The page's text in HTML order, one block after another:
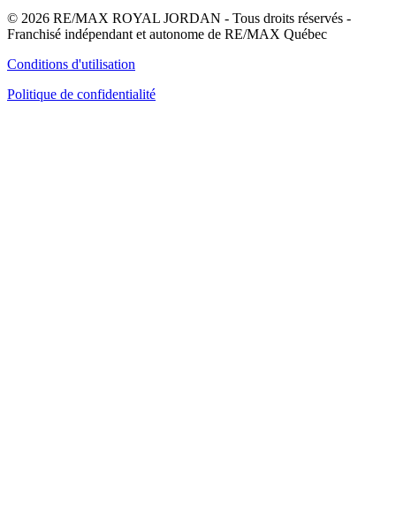
© 2026 RE/MAX ROYAL JORDAN - Tous droits réservés -
Franchisé indépendant et autonome de RE/MAX Québec
Conditions d'utilisation
Politique de confidentialité